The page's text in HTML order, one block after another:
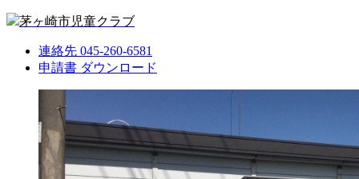
茅ヶ崎市児童クラブ
連絡先 045-260-6581
申請書 ダウンロード